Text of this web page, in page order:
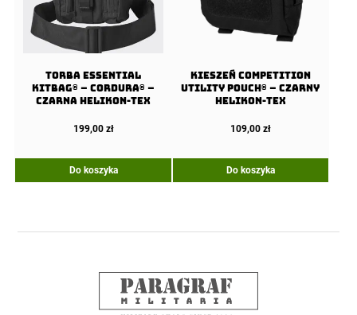
Torba ESSENTIAL
KITBAG® – Cordura® –
Czarna Helikon-Tex
199,00 zł
Do koszyka
Kieszeń COMPETITION
Utility Pouch® – Czarny
Helikon-Tex
109,00 zł
Do koszyka